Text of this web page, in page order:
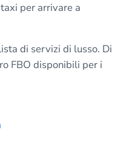
per arrivare a
di servizi di lusso. Di
FBO disponibili per i